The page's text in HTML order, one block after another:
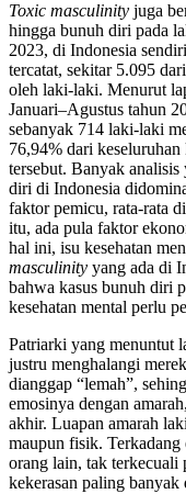
Toxic masculinity juga
hingga bunuh diri pada
2023, di Indonesia
tercatat, sekitar 5.095
oleh laki-laki. Menurut
Januari–Agustus tahun
sebanyak 714 laki-laki
76,94% dari
tersebut. Banyak
diri di Indonesia
faktor pemicu, rata-rata
itu, ada pula faktor
hal ini, isu kesehatan
masculinity yang ada di
bahwa kasus bunuh diri
kesehatan mental perlu
Patriarki yang menuntut
justru menghalangi
dianggap “lemah”,
emosinya dengan
akhir. Luapan amarah
maupun fisik.
orang lain, tak terkecuali
kekerasan paling